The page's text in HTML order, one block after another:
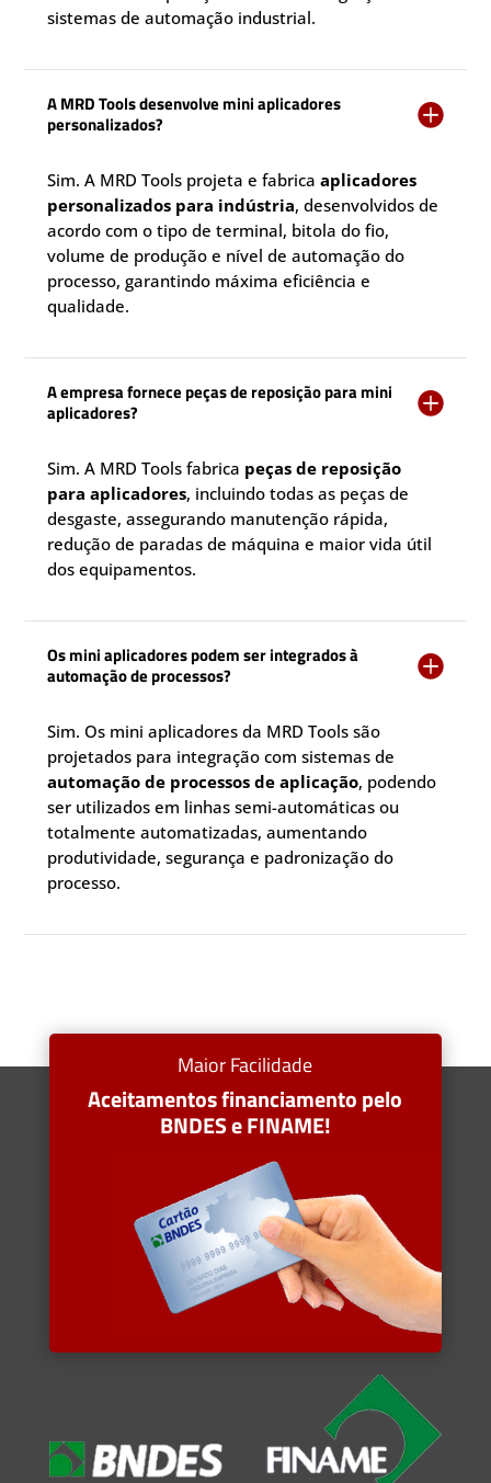
sistemas de automação industrial.
A MRD Tools desenvolve mini aplicadores
personalizados?

Sim. A MRD Tools projeta e fabricaaplicadores
personalizados para indústria, desenvolvidos de
acordo com o tipo de terminal, bitola do fio,
volume de produção e nível de automação do
processo, garantindo máxima eficiência e
qualidade.
A empresa fornece peças de reposição para mini
aplicadores?

Sim. A MRD Tools fabrica peças de reposição
para aplicadores, incluindo todas as peças de
desgaste, assegurando manutenção rápida,
redução de paradas de máquina e maior vida útil
dos equipamentos.
Os mini aplicadores podem ser integrados à
automação de processos?

Sim. Os mini aplicadores da MRD Tools são
projetados para integração com sistemas de
automação de processos de aplicação, podendo
ser utilizados em linhas semi-automáticas ou
totalmente automatizadas, aumentando
produtividade, segurança e padronização do
processo.
Maior Facilidade
Aceitamentos financiamento pelo
BNDES e FINAME!